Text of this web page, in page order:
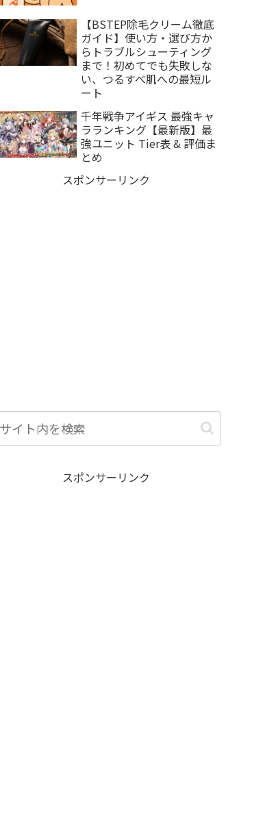
【BSTEP除毛クリーム徹底
ガイド】使い方・選び方か
らトラブルシューティング
まで！初めてでも失敗しな
い、つるすべ肌への最短ル
ート
千年戦争アイギス 最強キャ
ラランキング【最新版】最
強ユニット Tier表 & 評価ま
とめ
スポンサーリンク
スポンサーリンク